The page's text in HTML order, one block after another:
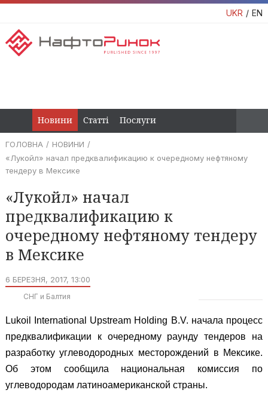
UKR EN
Новини Статті Послуги
ГОЛОВНА
НОВИНИ
«Лукойл» начал предквалификацию к очередному нефтяному
тендеру в Мексике
«Лукойл» начал
предквалификацию к
очередному нефтяному тендеру
в Мексике
6 БЕРЕЗНЯ, 2017, 13:00
СНГ и Балтия
Lukoil International Upstream Holding B.V. начала процесс
предквалификации к очередному раунду тендеров на
разработку углеводородных месторождений в Мексике.
Об этом сообщила национальная комиссия по
углеводородам латиноамериканской страны.